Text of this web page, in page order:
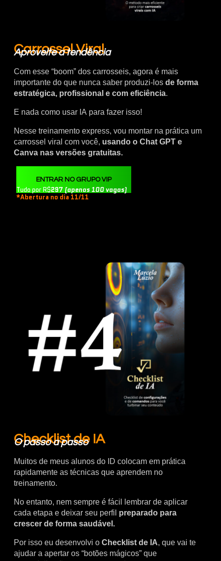
Carrossel Viral
Aproveite a tendência
Com esse “boom” dos carrosseis, agora é mais
importante do que nunca saber produzi-los de forma
estratégica, profissional e com eficiência.
E nada como usar IA para fazer isso!
Nesse treinamento express, vou montar na prática um
carrossel viral com você, usando o Chat GPT e
Canva nas versões gratuitas.
ENTRAR NO GRUPO VIP
Tudo por R$297 (apenas 100 vagas)
*Abertura no dia 11/11
Checklist de IA
O passo a passo
Muitos de meus alunos do ID colocam em prática
rapidamente as técnicas que aprendem no
treinamento.
No entanto, nem sempre é fácil lembrar de aplicar
cada etapa e deixar seu perfil preparado para
crescer de forma saudável.
Por isso eu desenvolvi o Checklist de IA, que vai te
ajudar a apertar os “botões mágicos” que